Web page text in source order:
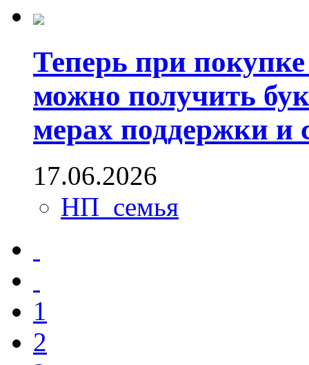
Теперь при
можно получить
мерах поддержки и
17.06.2026
НП_семья
1
2